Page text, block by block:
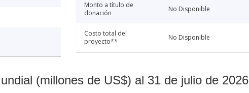
Monto a título de
donación
No Disponible
Costo total del
proyecto**
No Disponible
(millones de US$) al 31 de julio de 2026